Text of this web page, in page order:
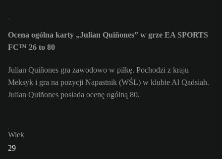
Ocena ogólna karty „Julian Quiñones” w grze EA SPORTS
FC™ 26 to 80
Julian Quiñones gra zawodowo w piłkę. Pochodzi z kraju
Meksyk i gra na pozycji Napastnik (WŚL) w klubie Al Qadsiah.
Julian Quiñones posiada ocenę ogólną 80.
Wiek
29